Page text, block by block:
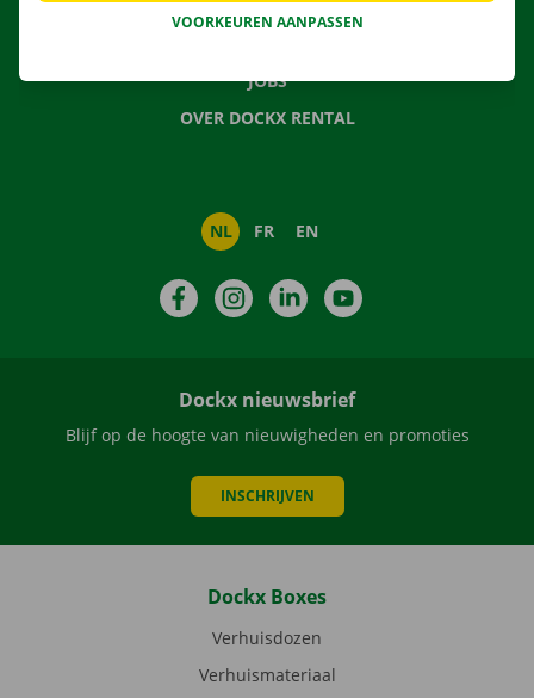
NIEUWS
JOBS
OVER DOCKX RENTAL
NL FR EN
FacebookInstagramLinkedIn
Dockx nieuwsbrief
Blijf op de hoogte van nieuwigheden en promoties
INSCHRIJVEN
Dockx Boxes
Verhuisdozen
Verhuismateriaal
VOORKEUREN AANPASSEN